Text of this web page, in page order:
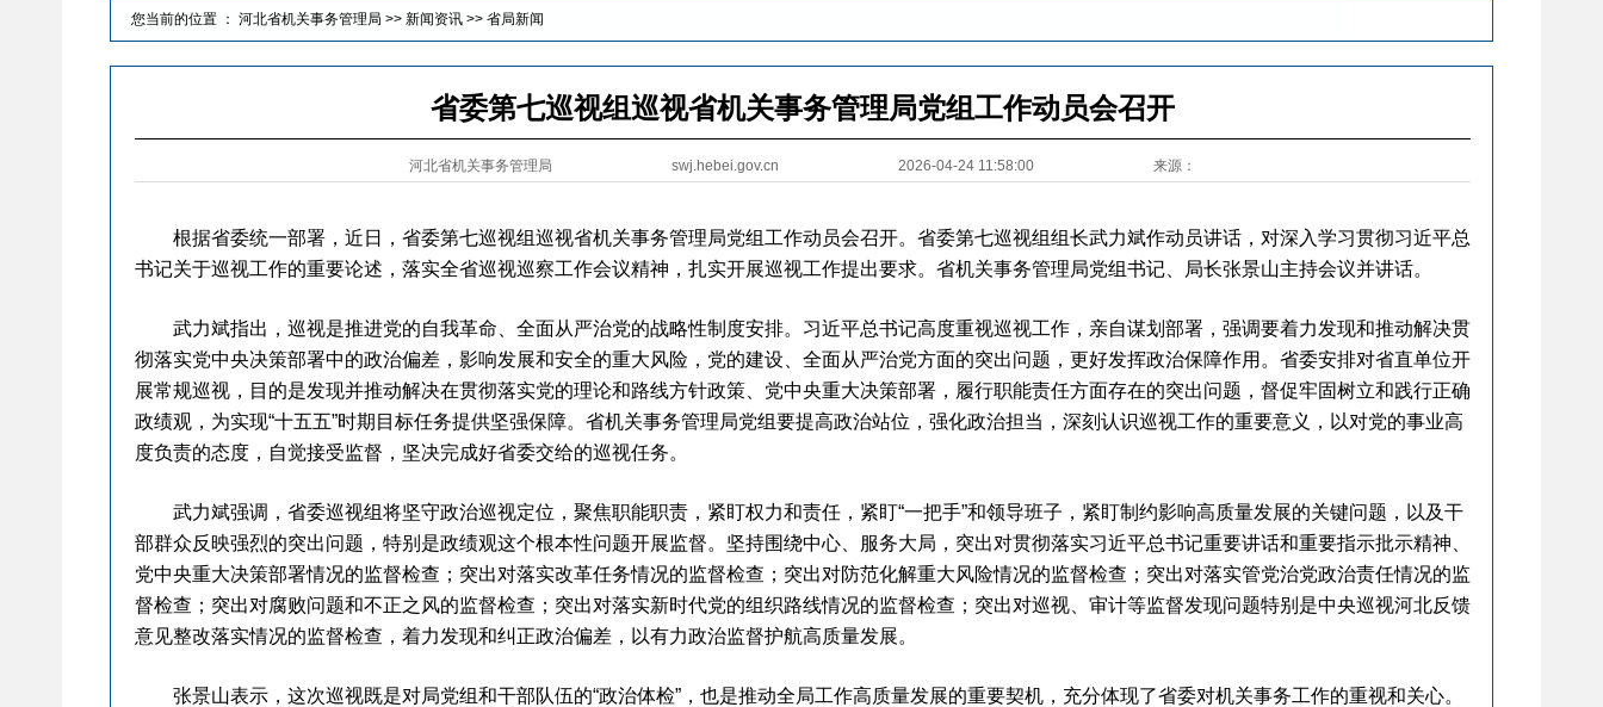
您当前的位置 ： 河北省机关事务管理局 >> 新闻资讯 >> 省局新闻
省委第七巡视组巡视省机关事务管理局党组工作动员会召开
河北省机关事务管理局 swj.hebei.gov.cn 2026-04-24 11:58:00 来源：
根据省委统一部署，近日，省委第七巡视组巡视省机关事务管理局党组工作动员会召开。省委第七巡视组组长武力斌作动员讲话，对深入学习贯彻习近平总
书记关于巡视工作的重要论述，落实全省巡视巡察工作会议精神，扎实开展巡视工作提出要求。省机关事务管理局党组书记、局长张景山主持会议并讲话。
武力斌指出，巡视是推进党的自我革命、全面从严治党的战略性制度安排。习近平总书记高度重视巡视工作，亲自谋划部署，强调要着力发现和推动解决贯
彻落实党中央决策部署中的政治偏差，影响发展和安全的重大风险，党的建设、全面从严治党方面的突出问题，更好发挥政治保障作用。省委安排对省直单位开
展常规巡视，目的是发现并推动解决在贯彻落实党的理论和路线方针政策、党中央重大决策部署，履行职能责任方面存在的突出问题，督促牢固树立和践行正确
政绩观，为实现“十五五”时期目标任务提供坚强保障。省机关事务管理局党组要提高政治站位，强化政治担当，深刻认识巡视工作的重要意义，以对党的事业高
度负责的态度，自觉接受监督，坚决完成好省委交给的巡视任务。
武力斌强调，省委巡视组将坚守政治巡视定位，聚焦职能职责，紧盯权力和责任，紧盯“一把手”和领导班子，紧盯制约影响高质量发展的关键问题，以及干
部群众反映强烈的突出问题，特别是政绩观这个根本性问题开展监督。坚持围绕中心、服务大局，突出对贯彻落实习近平总书记重要讲话和重要指示批示精神、
党中央重大决策部署情况的监督检查；突出对落实改革任务情况的监督检查；突出对防范化解重大风险情况的监督检查；突出对落实管党治党政治责任情况的监
督检查；突出对腐败问题和不正之风的监督检查；突出对落实新时代党的组织路线情况的监督检查；突出对巡视、审计等监督发现问题特别是中央巡视河北反馈
意见整改落实情况的监督检查，着力发现和纠正政治偏差，以有力政治监督护航高质量发展。
张景山表示，这次巡视既是对局党组和干部队伍的“政治体检”，也是推动全局工作高质量发展的重要契机，充分体现了省委对机关事务工作的重视和关心。